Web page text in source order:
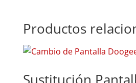
Productos